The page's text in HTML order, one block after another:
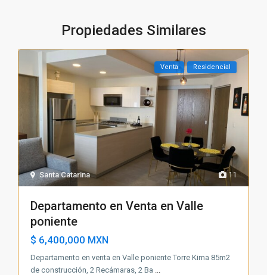
Propiedades Similares
11
Santa Catarina
Venta Residencial
Departamento en Venta en Valle
poniente
$ 6,400,000 MXN
Departamento en venta en Valle poniente Torre Kima 85m2
de construcción, 2 Recámaras, 2 Ba